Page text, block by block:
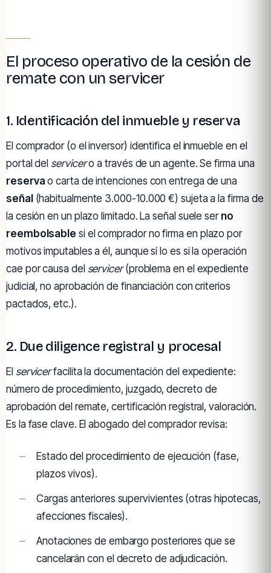
El proceso operativo de la cesión de
remate con un servicer
1. Identificación del inmueble y reserva
El comprador (o el inversor) identifica el inmueble en el
portal del servicero a través de un agente. Se firma una
reserva o carta de intenciones con entrega de una
señal (habitualmente 3.000-10.000 €) sujeta a la firma de
la cesión en un plazo limitado. La señal suele ser no
reembolsable si el comprador no firma en plazo por
motivos imputables a él, aunque sí lo es si la operación
cae por causa del servicer(problema en el expediente
judicial, no aprobación de financiación con criterios
pactados, etc.).
2. Due diligence registral y procesal
El servicerfacilita la documentación del expediente:
número de procedimiento, juzgado, decreto de
aprobación del remate, certificación registral, valoración.
Es la fase clave. El abogado del comprador revisa:
Estado del procedimiento de ejecución (fase,
plazos vivos).
Cargas anteriores supervivientes (otras hipotecas,
afecciones fiscales).
Anotaciones de embargo posteriores que se
cancelarán con el decreto de adjudicación.